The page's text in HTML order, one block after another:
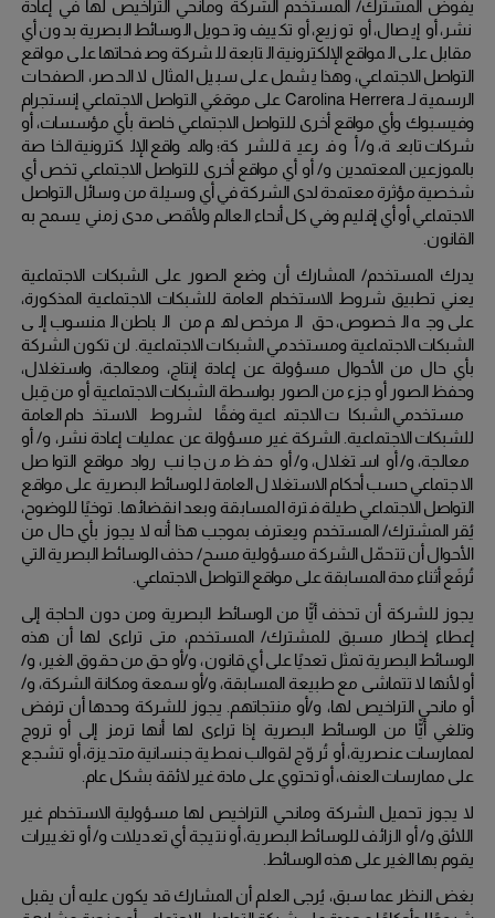
يفوض المشترك/ المستخدم الشركة ومانحي التراخيص لها في إعادة
نشر، أو إيصال، أو توزيع، أو تكييف وتحويل الوسائط البصرية بدون أي
مقابل على المواقع الإلكترونية التابعة للشركة وصفحاتها على مواقع
التواصل الاجتماعي، وهذا يشمل على سبيل المثال لا الحصر، الصفحات
الرسمية لـCarolina Herrera على موقعَي التواصل الاجتماعي إنستجرام
وفيسبوك وأي مواقع أخرى للتواصل الاجتماعي خاصة بأي مؤسسات، أو
شركات تابعة، و/ أو فرعية للشركة؛ والمواقع الإلكترونية الخاصة
بالموزعين المعتمدين و/ أو أي مواقع أخرى للتواصل الاجتماعي تخص أي
شخصية مؤثرة معتمدة لدى الشركة في أي وسيلة من وسائل التواصل
الاجتماعي أو أي إقليم وفي كل أنحاء العالم ولأقصى مدى زمني يسمح به
القانون.
يدرك المستخدم/ المشارك أن وضع الصور على الشبكات الاجتماعية
يعني تطبيق شروط الاستخدام العامة للشبكات الاجتماعية المذكورة،
على وجه الخصوص، حق المرخص لهم من الباطن المنسوب إلى
الشبكات الاجتماعية ومستخدمي الشبكات الاجتماعية.
لن تكون الشركة
بأي حال من الأحوال مسؤولة عن إعادة إنتاج، ومعالجة، واستغلال،
وحفظ الصور أو جزء من الصور بواسطة الشبكات الاجتماعية أو من قِبل
مستخدمي الشبكات الاجتماعية وفقًا لشروط الاستخدام العامة
للشبكات الاجتماعية.
الشركة غير مسؤولة عن عمليات إعادة نشر، و/ أو
معالجة، و/ أو استغلال، و/ أو حفظ من جانب رواد مواقع التواصل
الاجتماعي حسب أحكام الاستغلال العامة للوسائط البصرية على مواقع
التواصل الاجتماعي طيلة فترة المسابقة وبعد انقضائها.
توخيًا للوضوح،
يُقر المشترك/ المستخدم ويعترف بموجب هذا أنه لا يجوز بأي حال من
الأحوال أن تتحمّل الشركة مسؤولية مسح/ حذف الوسائط البصرية التي
تُرفَع أثناء مدة المسابقة على مواقع التواصل الاجتماعي.
يجوز للشركة أن تحذف أيًّا من الوسائط البصرية ومن دون الحاجة إلى
إعطاء إخطار مسبق للمشترك/ المستخدم، متى تراءى لها أن هذه
الوسائط البصرية تمثل تعديًا على أي قانون، و/أو حق من حقوق الغير، و/
أو لأنها لا تتماشى مع طبيعة المسابقة، و/أو سمعة ومكانة الشركة، و/
أو مانحي التراخيص لها، و/أو منتجاتهم.
يجوز للشركة وحدها أن ترفض
وتلغي أيًّا من الوسائط البصرية إذا تراءى لها أنها ترمز إلى أو تروج
لممارسات عنصرية، أو تُروّج لقوالب نمطية جنسانية متحيزة، أو تشجع
على ممارسات العنف، أو تحتوي على مادة غير لائقة بشكل عام.
لا يجوز تحميل الشركة ومانحي التراخيص لها مسؤولية الاستخدام غير
اللائق و/ أو الزائف للوسائط البصرية، أو نتيجة أي تعديلات و/ أو تغييرات
يقوم بها الغير على هذه الوسائط.
بغض النظر عما سبق، يُرجى العلم أن المشارك قد يكون عليه أن يقبل